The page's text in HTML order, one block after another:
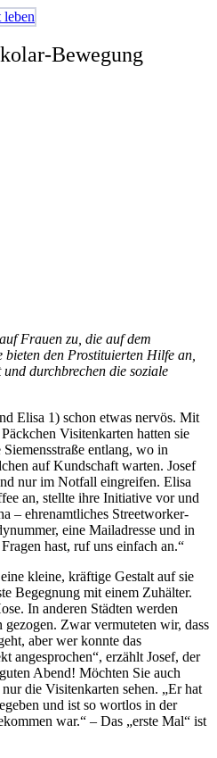
Bewegung
Frauen zu, die auf dem
bieten den Prostituierten Hilfe an,
durchbrechen die soziale
Elisa 1) schon etwas nervös. Mit
Visitenkarten hatten sie
entlang, wo in
auf Kundschaft warten. Josef
nur im Notfall eingreifen. Elisa
an, stellte ihre Initiative vor und
– ehrenamtliches Streetworker-
eine Mailadresse und in
hast, ruf uns einfach an.“
kleine, kräftige Gestalt auf sie
Begegnung mit einem Zuhälter.
In anderen Städten werden
gezogen. Zwar vermuteten wir, dass
aber wer konnte das
angesprochen“, erzählt Josef, der
Abend! Möchten Sie auch
die Visitenkarten sehen. „Er hat
und ist so wortlos in der
war.“ – Das „erste Mal“ ist